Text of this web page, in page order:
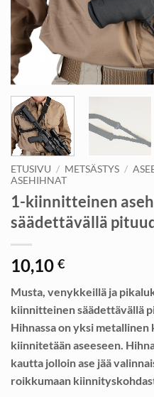
ETUSIVU / METSÄSTYS /
ASEHIHNAT
1-kiinnitteinen
säädettävällä
10,10 €
Musta, venykkeillä ja
kiinnitteinen säädettävällä
Hihnassa on yksi
kiinnitetään aseeseen.
kautta jolloin ase jää
roikkumaan